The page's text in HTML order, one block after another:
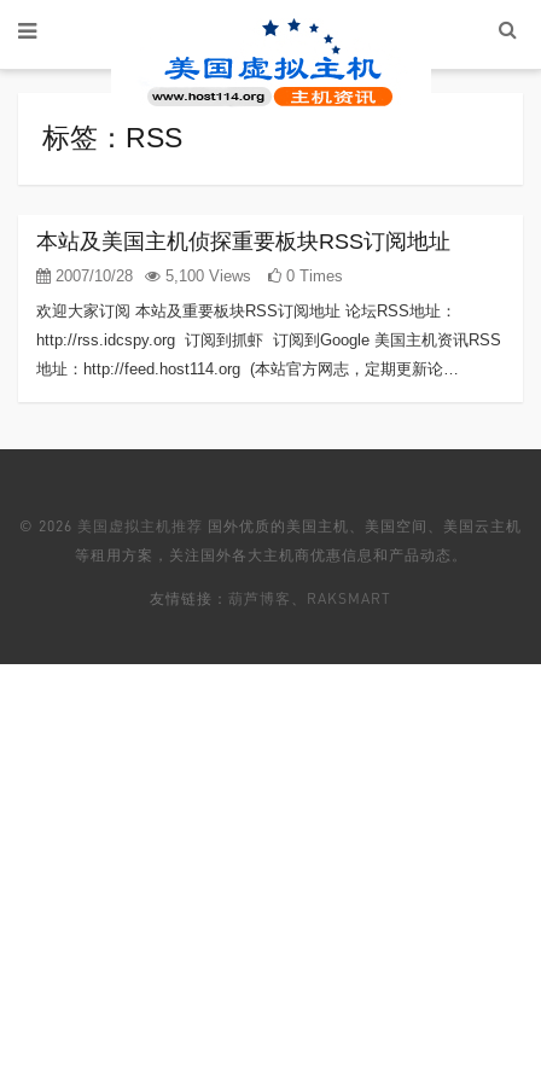
标签：RSS
本站及美国主机侦探重要板块RSS订阅地址
2007/10/28 5,100 Views
0 Times
欢迎大家订阅 本站及重要板块RSS订阅地址 论坛RSS地址：
http://rss.idcspy.org 订阅到抓虾 订阅到Google 美国主机资讯RSS
地址：http://feed.host114.org (本站官方网志，定期更新论…
© 2026 美国虚拟主机推荐 国外优质的美国主机、美国空间、美国云主机
等租用方案，关注国外各大主机商优惠信息和产品动态。
友情链接： 葫芦博客 RAKSMART